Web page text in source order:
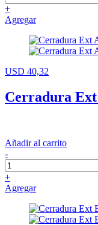
+
Agregar
USD 40,32
Cerradura
Añadir al carrito
-
+
Agregar